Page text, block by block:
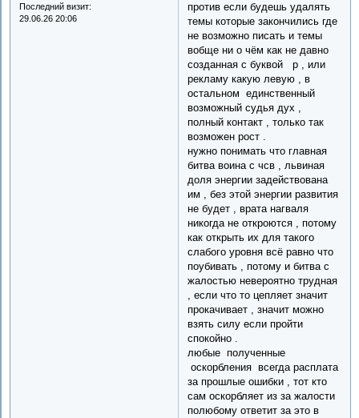
Последний визит:
29.06.26 20:06
против если будешь удалять
темы которые закончились где
не возможно писать и темы
вобще ни о чём как не давно
созданная с буквой р , или
рекламу какую левую , в
остальном единственный
возможный судья дух ,
полный контакт , только так
возможен рост .
нужно понимать что главная
битва воина с чсв , львиная
доля энергии задействована
им , без этой энергии развития
не будет , врата нагваля
никогда не откроются , потому
как открыть их для такого
слабого уровня всё равно что
поубивать , потому и битва с
жалостью невероятно трудная
, если что то цепляет значит
прокачивает , значит можно
взять силу если пройти
спокойно .
любые полученные
оскорбления всегда расплата
за прошлые ошибки , тот кто
сам оскорбляет из за жалости
полюбому ответит за это в